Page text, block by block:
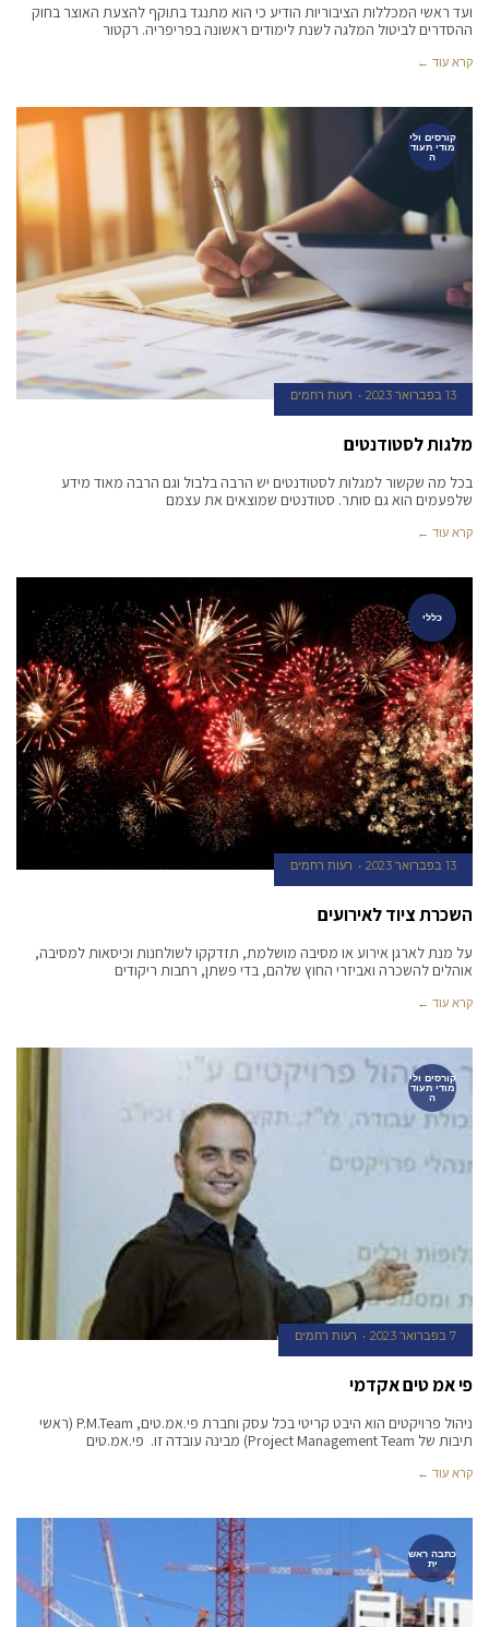
ועד ראשי המכללות הציבוריות הודיע כי הוא מתנגד בתוקף להצעת האוצר בחוק
ההסדרים לביטול המלגה לשנת לימודים ראשונה בפריפריה. רקטור
קרא עוד ←
קורסים ולי
מודי תעוד
ה
13 בפברואר 2023 רעות רחמים
מלגות לסטודנטים
בכל מה שקשור למגלות לסטודנטים יש הרבה בלבול וגם הרבה מאוד מידע
שלפעמים הוא גם סותר. סטודנטים שמוצאים את עצמם
קרא עוד ←
כללי
13 בפברואר 2023 רעות רחמים
השכרת ציוד לאירועים
על מנת לארגן אירוע או מסיבה מושלמת, תזדקקו לשולחנות וכיסאות למסיבה,
אוהלים להשכרה ואביזרי החוץ שלהם, בדי פשתן, רחבות ריקודים
קרא עוד ←
קורסים ולי
מודי תעוד
ה
7 בפברואר 2023 רעות רחמים
פי אמ טים אקדמי
ניהול פרויקטים הוא היבט קריטי בכל עסק וחברת פי.אמ.טים, P.M.Team (ראשי
תיבות של Project Management Team) מבינה עובדה זו. פי.אמ.טים
קרא עוד ←
כתבה ראש
ית